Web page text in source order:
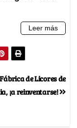
Fábrica de Licores de
¡a reinventarse!